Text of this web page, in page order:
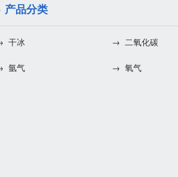
产品分类
→ 干冰 → 二氧化碳
→ 氩气 → 氧气